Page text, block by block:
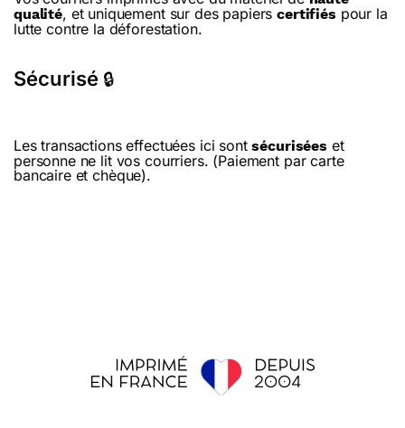
qualité, et uniquement sur des papierscertifiés pour la
lutte contre la déforestation.
Sécurisé 🔒
Les transactions effectuées ici sontsécurisées et
personne ne lit vos courriers. (Paiement par carte
bancaire et chèque).